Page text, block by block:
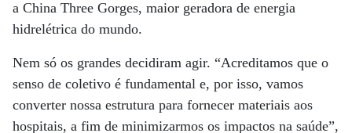
a China Three Gorges, maior geradora de energia
hidrelétrica do mundo.
Nem só os grandes decidiram agir. “Acreditamos que o
senso de coletivo é fundamental e, por isso, vamos
converter nossa estrutura para fornecer materiais aos
hospitais, a fim de minimizarmos os impactos na saúde”,